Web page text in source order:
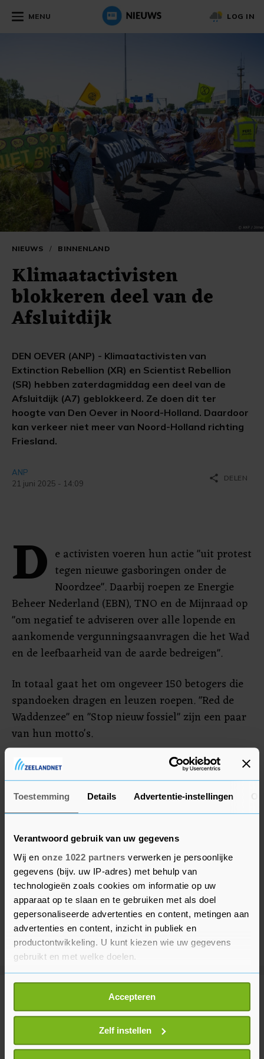
Toestemming Details Advertentie-instellingen
Verantwoord gebruik van uw gegevens
Wij en onze 1022 partners verwerken je persoonlijke
gegevens (bijv. uw IP-adres) met behulp van
technologieën zoals cookies om informatie op uw
apparaat op te slaan en te gebruiken met als doel
gepersonaliseerde advertenties en content, metingen aan
advertenties en content, inzicht in publiek en
productontwikkeling. U kunt kiezen wie uw gegevens
gebruikt en met welke doelen.
Als u het toestaat, willen we ook graag:
Informatie verzamelen over uw geografische
locatie, die tot een paar meter nauwkeurig kan zijn
Uw apparaat identificeren door het actief te
scannen op specifieke eigenschappen (fingerprinting)
Accepteren
Zelf instellen
MENU LOG IN
NIEUWS / BINNENLAND
Klimaatactivisten
blokkeren deel van de
Afsluitdijk
DEN OEVER (ANP) - Klimaatactivisten van
Extinction Rebellion (XR) en Scientist Rebellion
(SR) hebben zaterdagmiddag een deel van de
Afsluitdijk (A7) geblokkeerd. Ze doen dit ter
hoogte van Den Oever in Noord-Holland. Daardoor
kan verkeer niet meer van Noord-Holland richting
Friesland.
ANP
21 juni 2025 - 14:09
share DELEN
D e activisten voeren hun actie "uit protest
tegen nieuwe gasboringen onder de
Noordzee". Daarbij roepen ze Energie
Beheer Nederland (EBN), TNO en de Mijnraad op
"om negatief te adviseren over alle lopende en
aankomende vergunningsaanvragen die het Wad
en de leefbaarheid van de aarde bedreigen".
In totaal gaat het om ongeveer 150 betogers die
spandoeken dragen en leuzen roepen. "Red de
Waddenzee" en "Stop nieuw fossiel" zijn een paar
van hun motto's.
Meer uit Binnenland
Natuurbrand Herperduin onder
controle, brandweer blijft